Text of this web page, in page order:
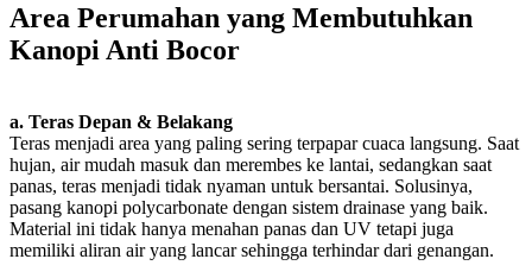
Area Perumahan yang Membutuhkan
Kanopi Anti Bocor
a. Teras Depan & Belakang
Teras menjadi area yang paling sering terpapar cuaca langsung. Saat
hujan, air mudah masuk dan merembes ke lantai, sedangkan saat
panas, teras menjadi tidak nyaman untuk bersantai. Solusinya,
pasang kanopi polycarbonate dengan sistem drainase yang baik.
Material ini tidak hanya menahan panas dan UV tetapi juga
memiliki aliran air yang lancar sehingga terhindar dari genangan.